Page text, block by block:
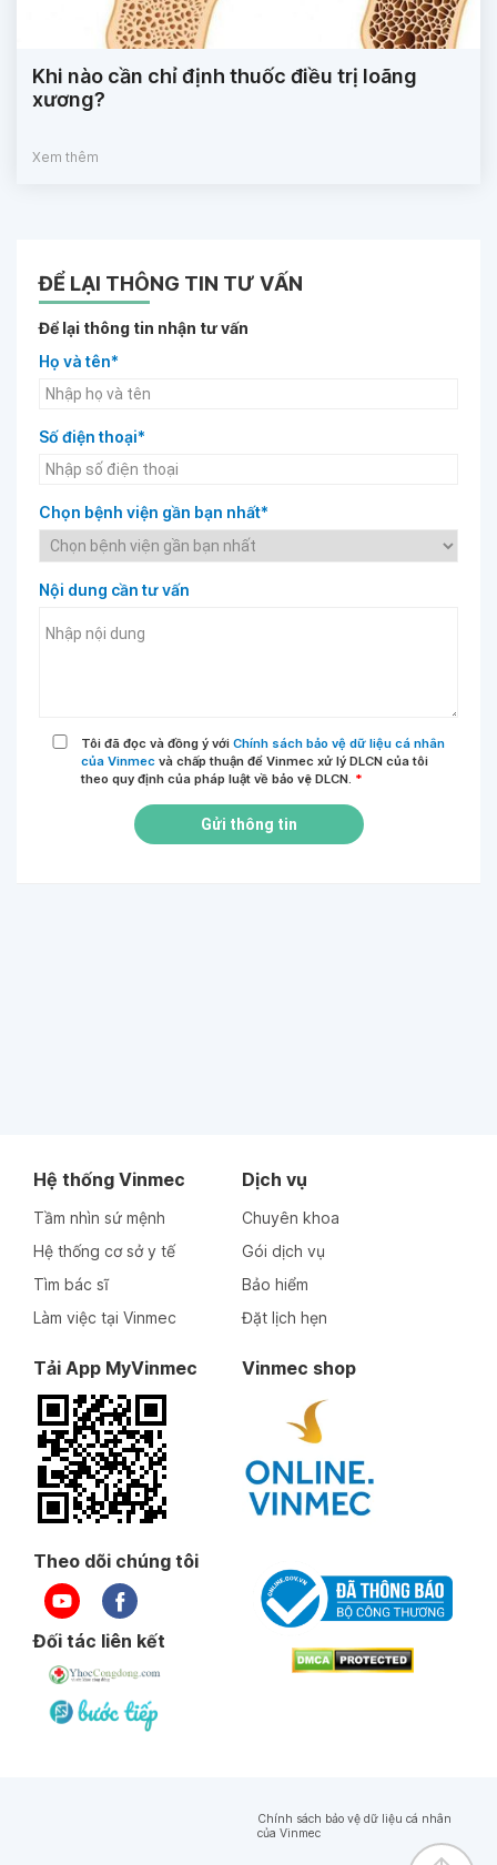
Khi nào cần chỉ định thuốc điều trị loãng
xương?
Xem thêm
ĐỂ LẠI THÔNG TIN TƯ VẤN
Để lại thông tin nhận tư vấn
Họ và tên*
Số điện thoại*
Chọn bệnh viện gần bạn nhất*
Nội dung cần tư vấn
Tôi đã đọc và đồng ý với Chính sách bảo vệ dữ liệu cá nhân
của Vinmec và chấp thuận để Vinmec xử lý DLCN của tôi
theo quy định của pháp luật về bảo vệ DLCN. *
Gửi thông tin
Hệ thống Vinmec
Tầm nhìn sứ mệnh
Hệ thống cơ sở y tế
Tìm bác sĩ
Làm việc tại Vinmec
Dịch vụ
Chuyên khoa
Gói dịch vụ
Bảo hiểm
Đặt lịch hẹn
Tải App MyVinmec Vinmec shop
Theo dõi chúng tôi
Đối tác liên kết
Chính sách bảo vệ dữ liệu cá nhân
của Vinmec